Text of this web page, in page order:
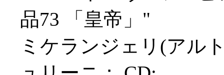
品73 「皇帝」"
ミケランジェリ(アル